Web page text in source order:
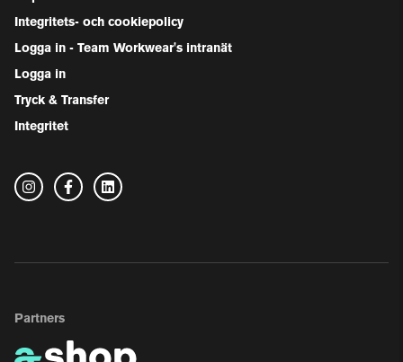
Integritets- och cookiepolicy
Logga in - Team Workwear's intranät
Logga in
Tryck & Transfer
Integritet
Partners